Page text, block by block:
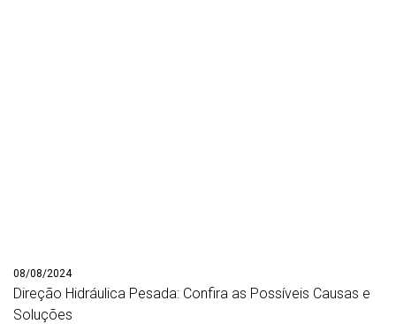
08/08/2024
Direção Hidráulica Pesada: Confira as Possíveis Causas e
Soluções